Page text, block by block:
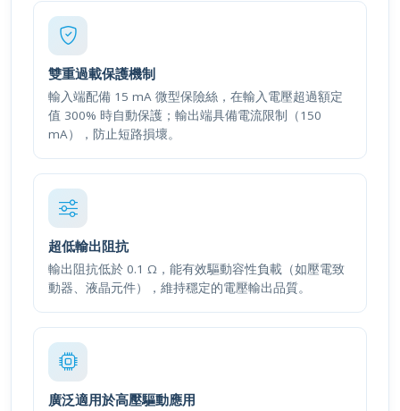
雙重過載保護機制
輸入端配備 15 mA 微型保險絲，在輸入電壓超過額定
值 300% 時自動保護；輸出端具備電流限制（150
mA），防止短路損壞。
超低輸出阻抗
輸出阻抗低於 0.1 Ω，能有效驅動容性負載（如壓電致
動器、液晶元件），維持穩定的電壓輸出品質。
廣泛適用於高壓驅動應用